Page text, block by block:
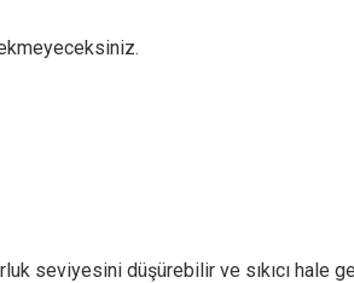
seviyesini düşürebilir ve sıkıcı hale